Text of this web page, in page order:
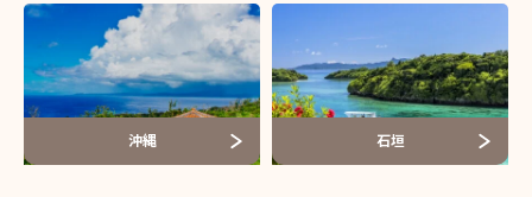
沖縄 石垣